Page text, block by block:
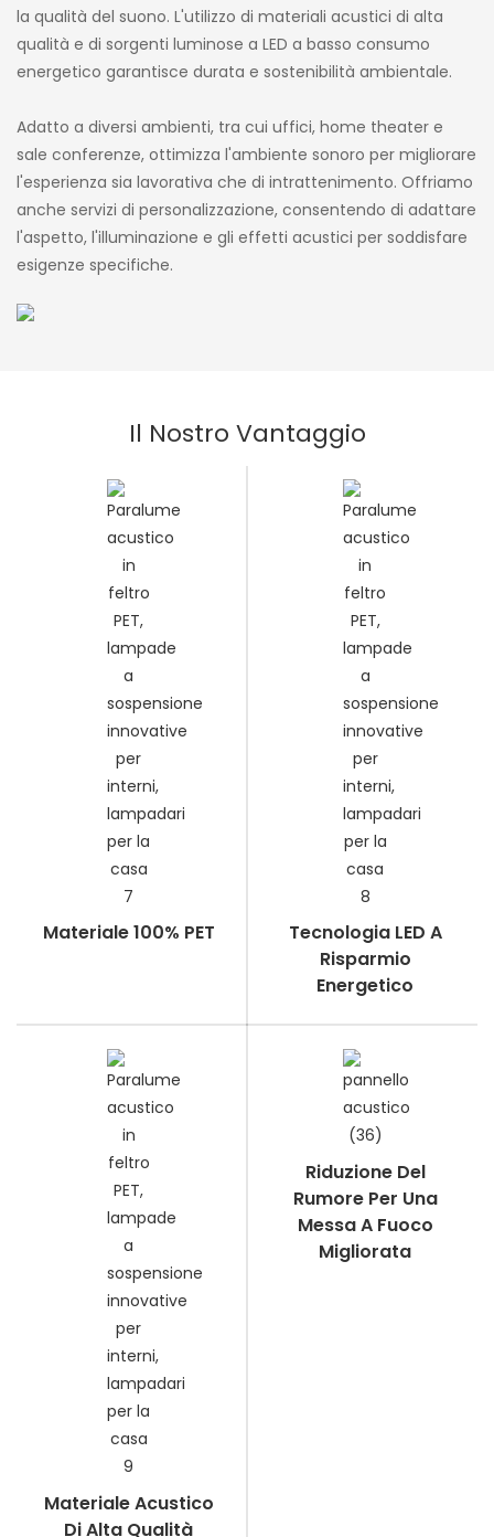
la qualità del suono. L'utilizzo di materiali acustici di alta
qualità e di sorgenti luminose a LED a basso consumo
energetico garantisce durata e sostenibilità ambientale.
Adatto a diversi ambienti, tra cui uffici, home theater e
sale conferenze, ottimizza l'ambiente sonoro per migliorare
l'esperienza sia lavorativa che di intrattenimento. Offriamo
anche servizi di personalizzazione, consentendo di adattare
l'aspetto, l'illuminazione e gli effetti acustici per soddisfare
esigenze specifiche.
Il Nostro Vantaggio
Materiale 100% PET
Tecnologia LED A
Risparmio
Energetico
Materiale Acustico
Di Alta Qualità
Riduzione Del
Rumore Per Una
Messa A Fuoco
Migliorata